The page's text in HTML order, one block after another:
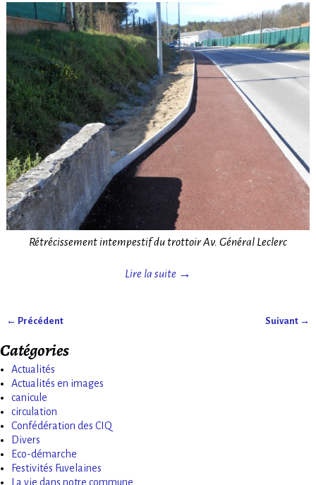
Rétrécissement intempestif du trottoir Av. Général Leclerc
Lire la suite →
← Précédent Suivant →
Catégories
Actualités
Actualités en images
canicule
circulation
Confédération des CIQ
Divers
Eco-démarche
Festivités Fuvelaines
La vie dans notre commune